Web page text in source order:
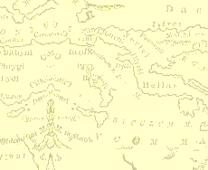
1 Представьте тела ваши в
обновление ума вашего. 3
тело одно; различные
Указания: любите,
радуйтесь; побеждайте зло
Глава 13
1 Начальники суть Божьи
повинуйтесь им. 8
исполнение закона». 11
оружия света.